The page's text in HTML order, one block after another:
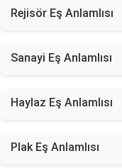
Rejisör Eş Anlamlısı
Sanayi Eş Anlamlısı
Haylaz Eş Anlamlısı
Plak Eş Anlamlısı